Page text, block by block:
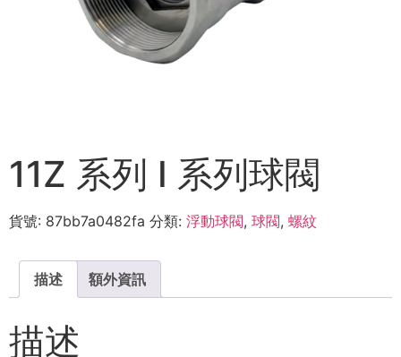
11Z 系列 I 系列球閥
貨號: 87bb7a0482fa 分類: 浮動球閥, 球閥, 螺紋
描述 額外資訊
描述